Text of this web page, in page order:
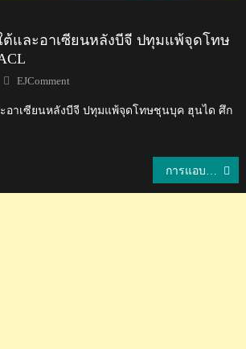
ต้และอาเซียนหลังบีจี ปทุมแพ้จุดโทษ
Author
EJComment
อาเซียนหลังบีจี ปทุมแพ้จุดโทษชุนบุค ฮุนได ศึก
การแอบดูโทรศัพท์ของบุคคลอื่นมีความผิดหรือไม่อย่างไร?